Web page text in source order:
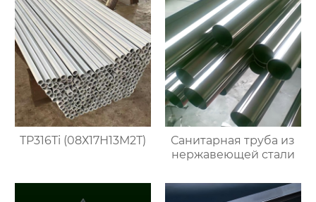
TP316Ti (08Х17Н13М2Т)
Санитарная труба из
нержавеющей стали